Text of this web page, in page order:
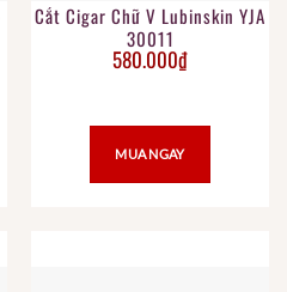
Cắt Cigar Chữ V Lubinskin YJA
30011
580.000₫
MUA NGAY